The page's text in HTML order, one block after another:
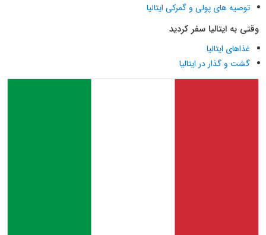
توصیه های پولی و گمرکی ایتالیا
وقتی به ایتالیا سفر کردید
غذاهای ایتالیا
گشت و گذار در ایتالیا